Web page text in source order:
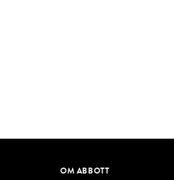
OM ABBOTT